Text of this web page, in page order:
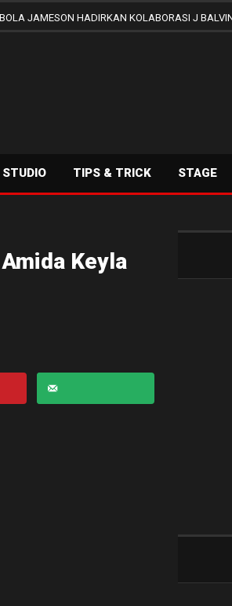
JAMESON HADIRKAN KOLABORASI J
STUDIO TIPS & TRICK STAGE
Keyla